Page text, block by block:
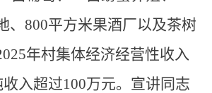
、800平方米果酒厂以及茶树
年村集体经济经营性收入
入超过100万元。宣讲同志